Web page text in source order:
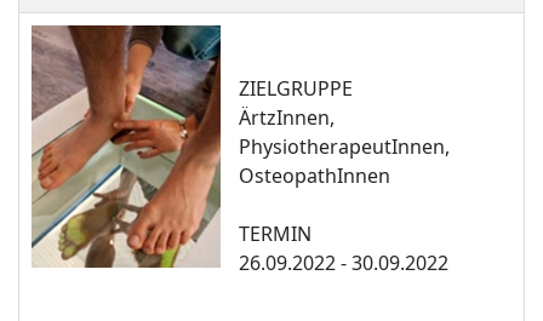
ZIELGRUPPE
ÄrtzInnen,
PhysiotherapeutInnen,
OsteopathInnen
TERMIN
26.09.2022 - 30.09.2022